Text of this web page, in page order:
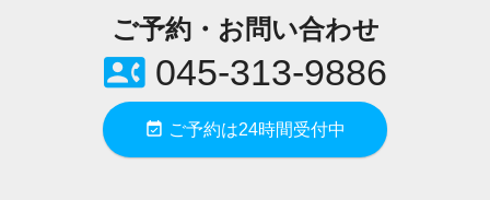
ご予約・お問い合わせ
contact_phone045-313-9886
event_available ご予約は24時間受付中